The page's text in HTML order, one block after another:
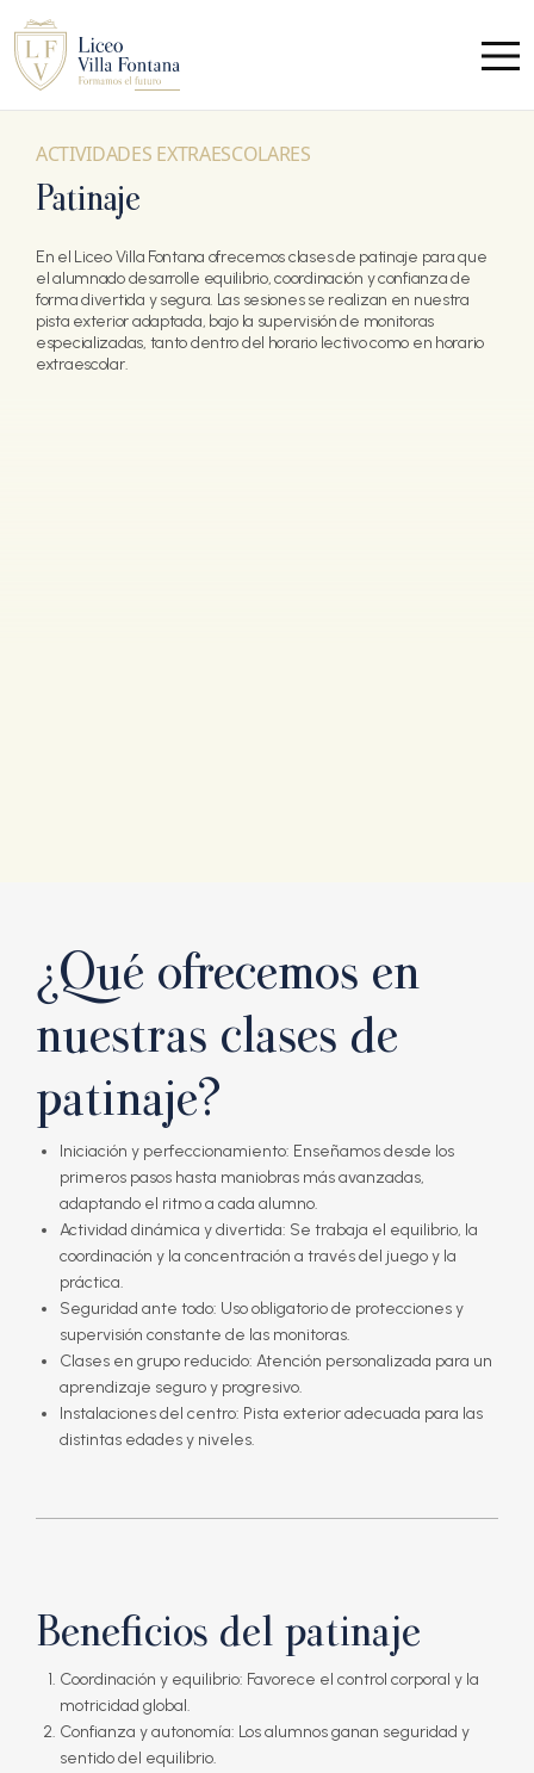
ACTIVIDADES EXTRAESCOLARES
Patinaje
En el Liceo Villa Fontana ofrecemos clases de patinaje para que
el alumnado desarrolle equilibrio, coordinación y confianza de
forma divertida y segura. Las sesiones se realizan en nuestra
pista exterior adaptada, bajo la supervisión de monitoras
especializadas, tanto dentro del horario lectivo como en horario
extraescolar.
¿Qué ofrecemos en
nuestras clases de
patinaje?
Iniciación y perfeccionamiento: Enseñamos desde los
primeros pasos hasta maniobras más avanzadas,
adaptando el ritmo a cada alumno.
Actividad dinámica y divertida: Se trabaja el equilibrio, la
coordinación y la concentración a través del juego y la
práctica.
Seguridad ante todo: Uso obligatorio de protecciones y
supervisión constante de las monitoras.
Clases en grupo reducido: Atención personalizada para un
aprendizaje seguro y progresivo.
Instalaciones del centro: Pista exterior adecuada para las
distintas edades y niveles.
Beneficios del patinaje
Coordinación y equilibrio: Favorece el control corporal y la
motricidad global.
Confianza y autonomía: Los alumnos ganan seguridad y
sentido del equilibrio.